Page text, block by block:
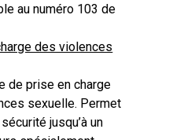
au numéro 103 de
des violences
de prise en charge
sexuelle. Permet
jusqu’à un